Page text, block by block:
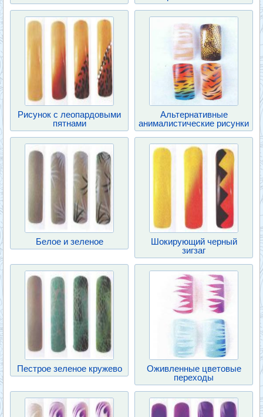
Рисунок с леопардовыми
пятнами
Альтернативные
анималистические рисунки
Белое и зеленое
Шокирующий черный
зигзаг
Пестрое зеленое кружево
Оживленные цветовые
переходы